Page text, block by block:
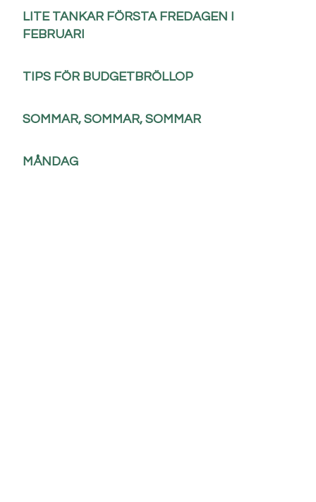
LITE TANKAR FÖRSTA FREDAGEN I
FEBRUARI
TIPS FÖR BUDGETBRÖLLOP
SOMMAR, SOMMAR, SOMMAR
MÅNDAG